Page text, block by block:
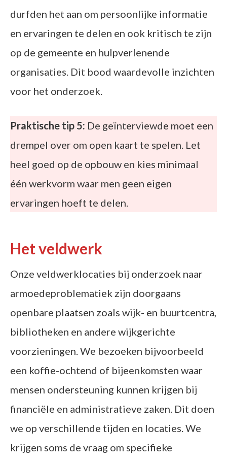
durfden het aan om persoonlijke informatie
en ervaringen te delen en ook kritisch te zijn
op de gemeente en hulpverlenende
organisaties. Dit bood waardevolle inzichten
voor het onderzoek.
Praktische tip 5: De geïnterviewde moet een
drempel over om open kaart te spelen. Let
heel goed op de opbouw en kies minimaal
één werkvorm waar men geen eigen
ervaringen hoeft te delen.
Het veldwerk
Onze veldwerklocaties bij onderzoek naar
armoedeproblematiek zijn doorgaans
openbare plaatsen zoals wijk- en buurtcentra,
bibliotheken en andere wijkgerichte
voorzieningen. We bezoeken bijvoorbeeld
een koffie-ochtend of bijeenkomsten waar
mensen ondersteuning kunnen krijgen bij
financiële en administratieve zaken. Dit doen
we op verschillende tijden en locaties. We
krijgen soms de vraag om specifieke